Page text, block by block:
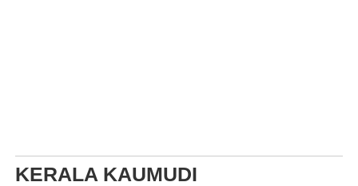
KERALA KAUMUDI